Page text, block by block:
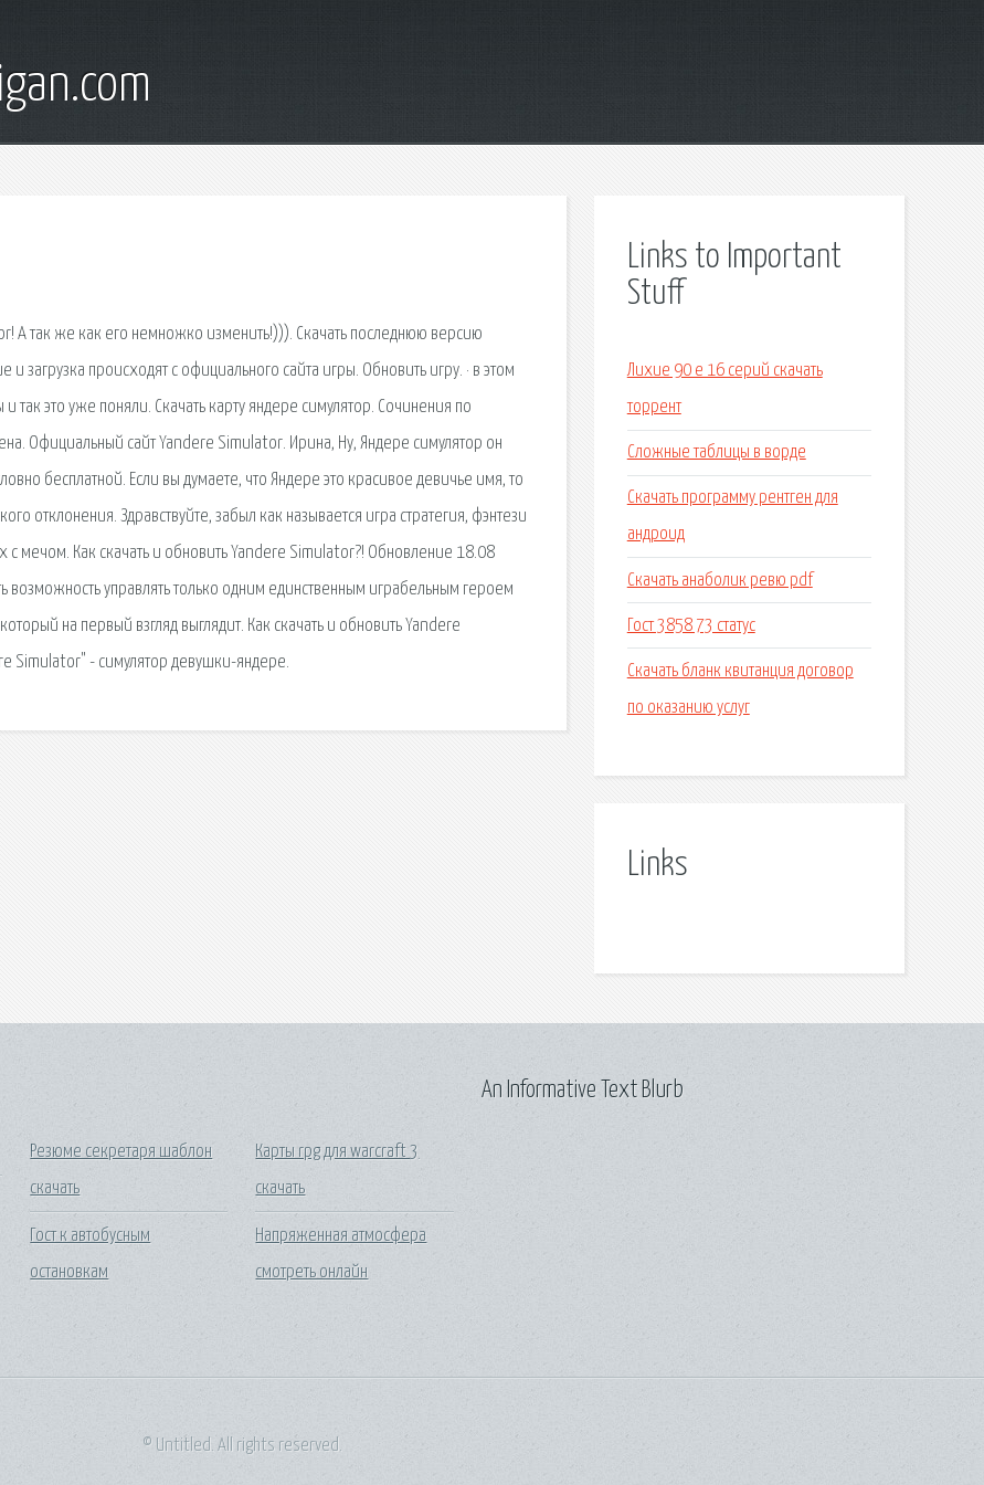
А так же как его немножко изменить!))). Скачать последнюю версию
происходят с официального сайта игры. Обновить игру. · в этом
так это уже поняли. Скачать карту яндере симулятор. Сочинения по
Официальный сайт Yandere Simulator. Ирина, Ну, Яндере симулятор он
бесплатной. Если вы думаете, что Яндере это красивое девичье имя, то
отклонения. Здравствуйте, забыл как называется игра стратегия, фэнтези
мечом. Как скачать и обновить Yandere Simulator?! Обновление 18.08
возможность управлять только одним единственным играбельным героем
на первый взгляд выглядит. Как скачать и обновить Yandere
Simulator" - симулятор девушки-яндере.
Links to Important
Stuff
Лихие 90 е 16 серий скачать
торрент
Сложные таблицы в ворде
Скачать программу рентген для
андроид
Скачать анаболик ревю pdf
Гост 3858 73 статус
Скачать бланк квитанция договор
по оказанию услуг
Links
Резюме секретаря шаблон
скачать
Гост к автобусным
остановкам
Карты rpg для warcraft 3
скачать
Напряженная атмосфера
смотреть онлайн
An Informative Text Blurb
© Untitled. All rights reserved.